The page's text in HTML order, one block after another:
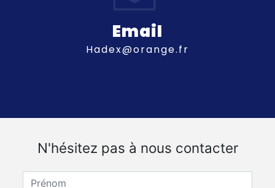
Email
hadex@orange.fr
N'hésitez pas à nous contacter